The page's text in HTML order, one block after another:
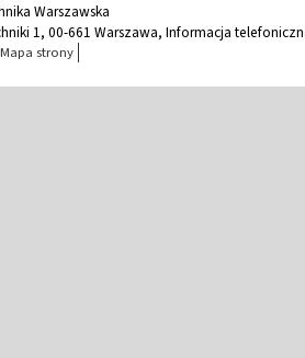
Warszawska
1, 00-661 Warszawa, Informacja
Mapa strony